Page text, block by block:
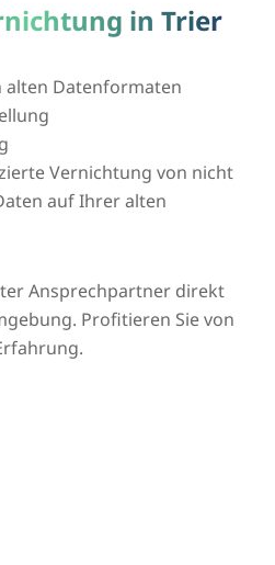
in Trier
alten Datenformaten
Vernichtung von nicht
auf Ihrer alten
Ansprechpartner direkt
Profitieren Sie von